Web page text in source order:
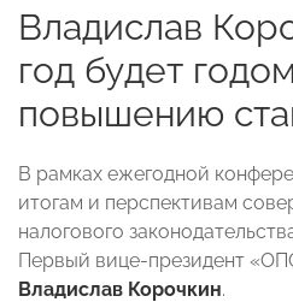
Владислав
год будет
повышению
В рамках ежегодной
итогам и перспективам
налогового
Первый вице-президент
Владислав Корочкин.